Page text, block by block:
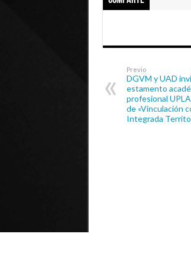
Previo
DGVM y UAD
estamento
profesional
de «Vinculación
Integrada